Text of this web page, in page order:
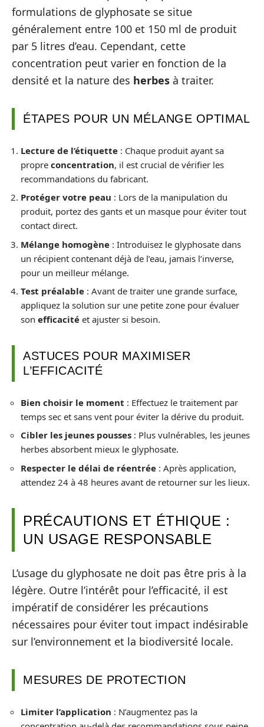
formulations de glyphosate se situe
généralement entre 100 et 150 ml de produit
par 5 litres d’eau. Cependant, cette
concentration peut varier en fonction de la
densité et la nature des herbes à traiter.
ÉTAPES POUR UN MÉLANGE OPTIMAL
Lecture de l’étiquette : Chaque produit ayant sa
propre concentration, il est crucial de vérifier les
recommandations du fabricant.
Protéger votre peau : Lors de la manipulation du
produit, portez des gants et un masque pour éviter tout
contact direct.
Mélange homogène : Introduisez le glyphosate dans
un récipient contenant déjà de l’eau, jamais l’inverse,
pour un meilleur mélange.
Test préalable : Avant de traiter une grande surface,
appliquez la solution sur une petite zone pour évaluer
son efficacité et ajuster si besoin.
ASTUCES POUR MAXIMISER
L’EFFICACITÉ
Bien choisir le moment : Effectuez le traitement par
temps sec et sans vent pour éviter la dérive du produit.
Cibler les jeunes pousses : Plus vulnérables, les jeunes
herbes absorbent mieux le glyphosate.
Respecter le délai de réentrée : Après application,
attendez 24 à 48 heures avant de retourner sur les lieux.
PRÉCAUTIONS ET ÉTHIQUE :
UN USAGE RESPONSABLE
L’usage du glyphosate ne doit pas être pris à la
légère. Outre l’intérêt pour l’efficacité, il est
impératif de considérer les précautions
nécessaires pour éviter tout impact indésirable
sur l’environnement et la biodiversité locale.
MESURES DE PROTECTION
Limiter l’application : N’augmentez pas la